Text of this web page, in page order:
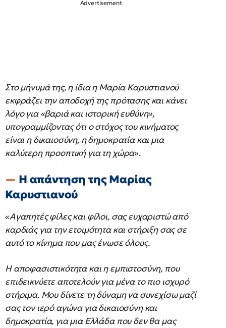
Στο μήνυμά της, η ίδια η Μαρία Καρυστιανού
εκφράζει την αποδοχή της πρότασης και κάνει
λόγο για «βαριά και ιστορική ευθύνη»,
υπογραμμίζοντας ότι ο στόχος του κινήματος
είναι η δικαιοσύνη, η δημοκρατία και μια
καλύτερη προοπτική για τη χώρα».
Η απάντηση της Μαρίας
Καρυστιανού
«Αγαπητές φίλες και φίλοι, σας ευχαριστώ από
καρδιάς για την ετοιμότητα και στήριξη σας σε
αυτό το κίνημα που μας ένωσε όλους.
Η αποφασιστικότητα και η εμπιστοσύνη, που
επιδεικνύετε αποτελούν για μένα το πιο ισχυρό
στήριμα. Μου δίνετε τη δύναμη να συνεχίσω μαζί
σας τον ιερό αγώνα για δικαιοσύνη και
δημοκρατία, για μια Ελλάδα που δεν θα μας